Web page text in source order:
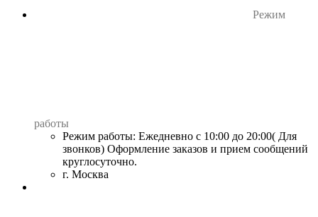
Режим
работы
Режим работы: Ежедневно с 10:00 до 20:00( Для
звонков) Оформление заказов и прием сообщений
круглосуточно.
г. Москва